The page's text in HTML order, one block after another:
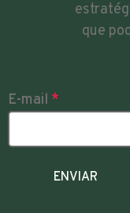
que
E-mail *